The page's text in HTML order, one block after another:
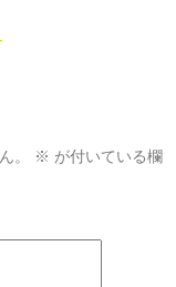
。 ※ が付いている欄